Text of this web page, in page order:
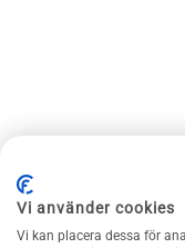
Vi använder cookies
Vi kan placera dessa för